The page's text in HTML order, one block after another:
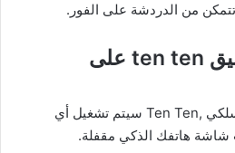
من الدردشة على الفور.
مميزات تحميل تطبيق ten ten على
مثل التقليدية جهاز اتصال لاسلكي ,Ten Ten سيتم تشغيل أي
هاتفك الذكي مقفلة.